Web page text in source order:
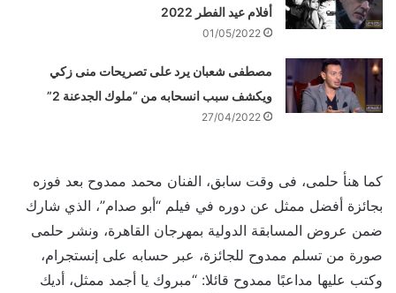
أفلام عيد الفطر 2022
01/05/2022
مصطفى شعبان يرد على تصريحات منى زكي
ويكشف سبب انسحابه من “ملوك الجدعنة 2”
27/04/2022
كما هنأ حلمى، فى وقت سابق، الفنان محمد ممدوح بعد فوزه
بجائزة أفضل ممثل عن دوره في فيلم “أبو صدام”، الذي شارك
ضمن عروض المسابقة الدولية بمهرجان القاهرة، ونشر حلمى
صورة من تسلم ممدوح للجائزة، عبر حسابه على إنستجرام،
وكتب عليها مداعبًا ممدوح قائلا: “مبروك يا أجمد ممثل، أديك